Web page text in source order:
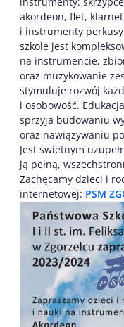
akordeon, flet,
i instrumenty
szkole jest
na instrumencie,
oraz muzykowanie
stymuluje rozwój
i osobowość.
sprzyja budowaniu
oraz nawiązywaniu
Jest świetnym
ją pełną,
Zachęcamy dzieci i
internetowej: PSM